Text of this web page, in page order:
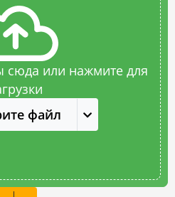
сюда или нажмите для
файл